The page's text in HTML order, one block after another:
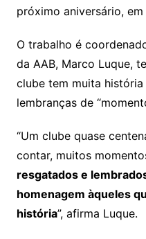
próximo aniversário, em
O trabalho é
da AAB, Marco Luque,
clube tem muita
lembranças de
“Um clube quase
contar, muitos
resgatados e
homenagem àqueles
história”, afirma Luque.